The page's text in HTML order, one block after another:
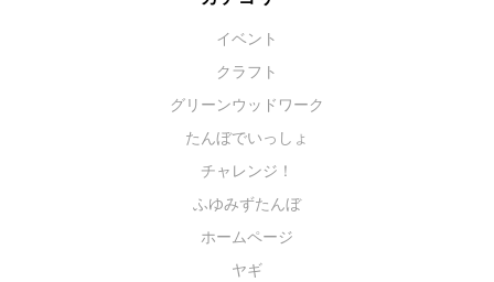
イベント
クラフト
グリーンウッドワーク
たんぼでいっしょ
チャレンジ！
ふゆみずたんぼ
ホームページ
ヤギ